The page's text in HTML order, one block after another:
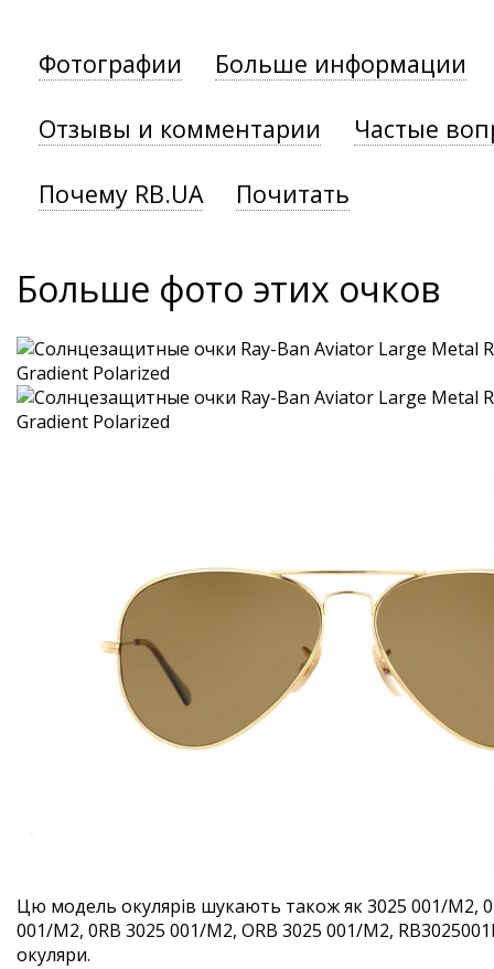
Фотографии Больше информации
Отзывы и комментарии Частые
Почему RB.UA Почитать
Больше фото этих очков
Цю модель окулярів шукають також як 3025 001/M2,
001/M2, 0RB 3025 001/M2, ORB 3025 001/M2,
окуляри.